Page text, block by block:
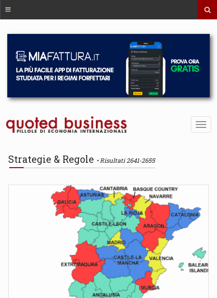
Strategie & Regole Risultati 2641-2655